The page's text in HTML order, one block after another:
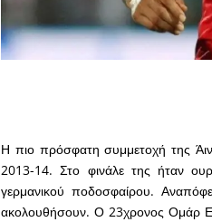
Η πιο πρόσφατη συμμετοχή της
2013-14. Στο φινάλε της ήταν
γερμανικού ποδοσφαίρου.
ακολουθήσουν. Ο 23χρονος Ομάρ